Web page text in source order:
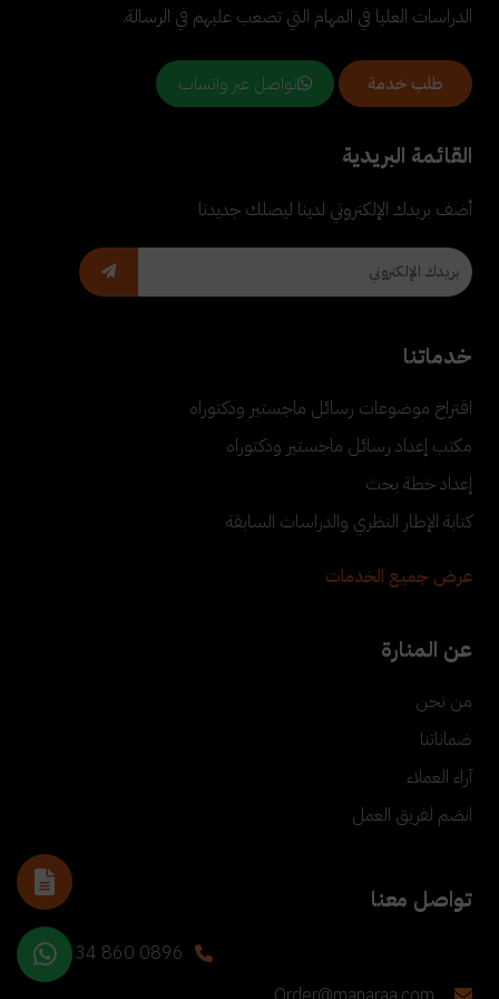
الدراسات العليا في المهام التي تصعب عليهم في الرسالة.
طلب خدمة تواصل عبر واتساب
القائمة البريدية
أضف بريدك الإلكتروني لدينا ليصلك جديدنا
خدماتنا
اقتراح موضوعات رسائل ماجستير ودكتوراه
مكتب إعداد رسائل ماجستير ودكتوراه
إعداد خطة بحث
كتابة الإطار النظري والدراسات السابقة
عرض جميع الخدمات
عن المنارة
من نحن
ضماناتنا
آراء العملاء
انضم لفريق العمل
تواصل معنا
+90 534 860 0896